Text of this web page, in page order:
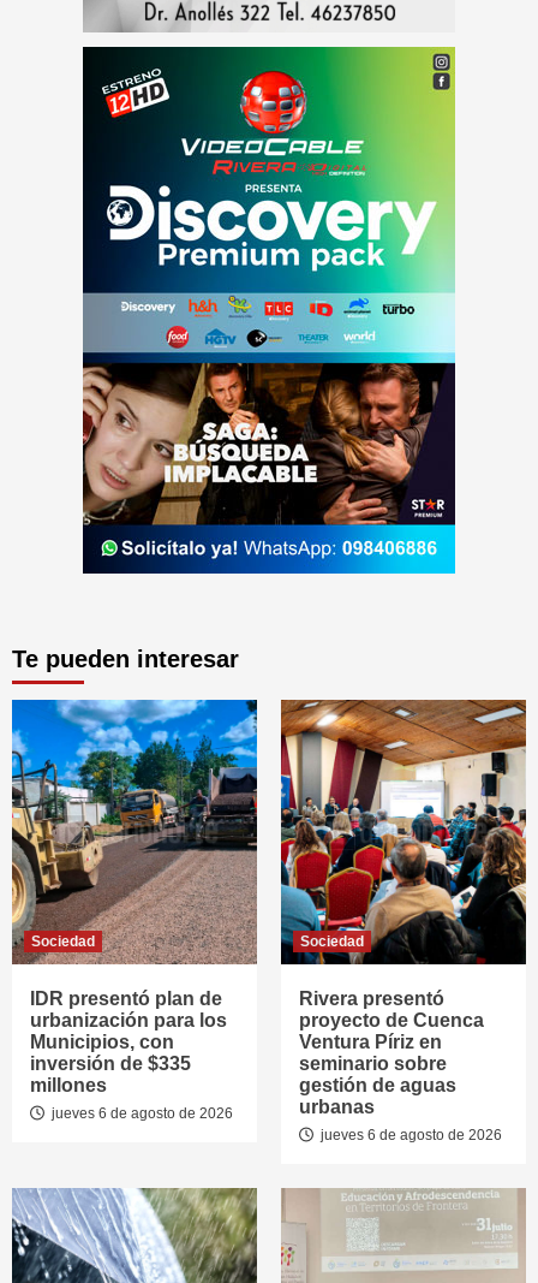
Te pueden interesar
Sociedad
IDR presentó plan de
urbanización para los
Municipios, con
inversión de $335
millones
jueves 6 de agosto de 2026
Sociedad
Rivera presentó
proyecto de Cuenca
Ventura Píriz en
seminario sobre
gestión de aguas
urbanas
jueves 6 de agosto de 2026